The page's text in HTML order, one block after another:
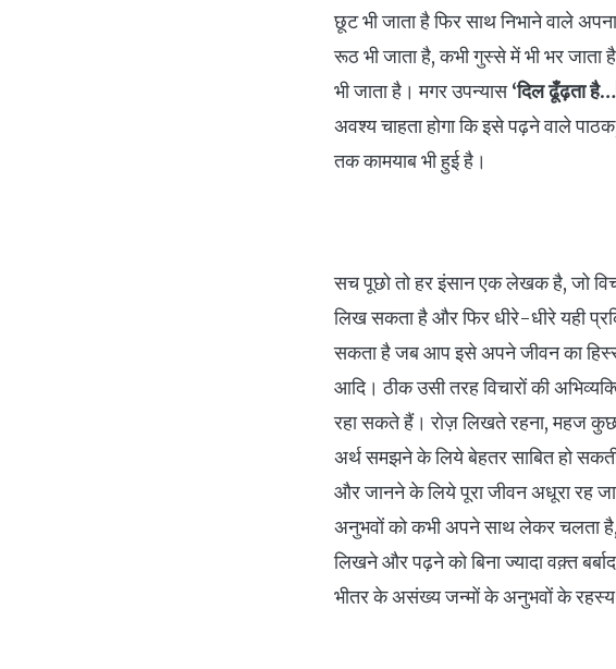
छूट भी जाता है फिर साथ निभाने वाले
रूठ भी जाता है, कभी गुस्से में भी भर
भी जाता है। मगर उपन्यास‘दिल ढूँढ़ता
अवश्य चाहता होगा कि इसे पढ़ने वाले
तक कामयाब भी हुई है।
सच पूछो तो हर इंसान एक लेखक है, जो
लिख सकता है और फिर धीरे-धीरे यही
सकता है जब आप इसे अपने जीवन का
आदि। ठीक उसी तरह विचारों की
रहा सकते हैं। रोज़ लिखते रहना, महज
अर्थ समझने के लिये बेहतर साबित हो
और जानने के लिये पूरा जीवन अधूरा रह
अनुभवों को कभी अपने साथ लेकर चलता
लिखने और पढ़ने को बिना ज्यादा वक़्त
भीतर के असंख्य जन्मों के अनुभवों के रहस्य